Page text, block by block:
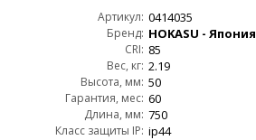
Артикул: 0414035
Бренд: HOKASU - Япония
CRI: 85
Вес, кг: 2.19
Высота, мм: 50
Гарантия, мес: 60
Длина, мм: 750
Класс защиты IP: ip44